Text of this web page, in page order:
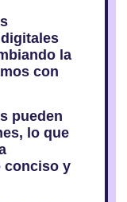
la
con
pueden
lo que
conciso y